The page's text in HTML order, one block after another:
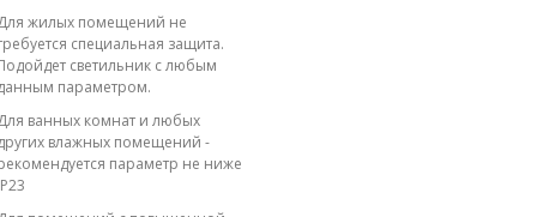
жилых помещений не
специальная защита.
светильник с любым
параметром.
ванных комнат и любых
влажных помещений -
параметр не ниже